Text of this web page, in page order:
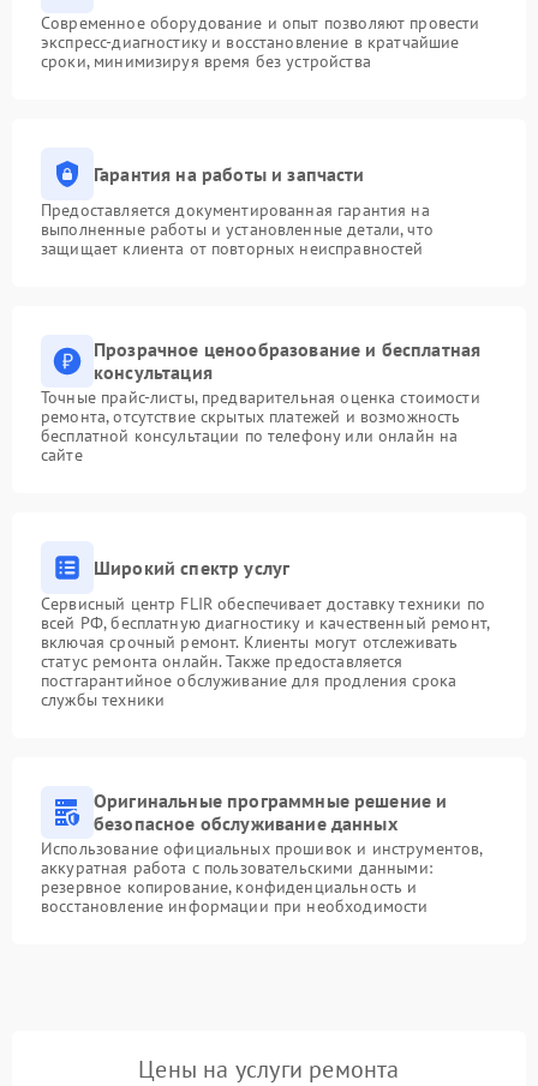
Современное оборудование и опыт позволяют провести
экспресс-диагностику и восстановление в кратчайшие
сроки, минимизируя время без устройства
Гарантия на работы и запчасти
Предоставляется документированная гарантия на
выполненные работы и установленные детали, что
защищает клиента от повторных неисправностей
Прозрачное ценообразование и бесплатная
консультация
Точные прайс-листы, предварительная оценка стоимости
ремонта, отсутствие скрытых платежей и возможность
бесплатной консультации по телефону или онлайн на
сайте
Широкий спектр услуг
Сервисный центр FLIR обеспечивает доставку техники по
всей РФ, бесплатную диагностику и качественный ремонт,
включая срочный ремонт. Клиенты могут отслеживать
статус ремонта онлайн. Также предоставляется
постгарантийное обслуживание для продления срока
службы техники
Оригинальные программные решение и
безопасное обслуживание данных
Использование официальных прошивок и инструментов,
аккуратная работа с пользовательскими данными:
резервное копирование, конфиденциальность и
восстановление информации при необходимости
Цены на услуги ремонта